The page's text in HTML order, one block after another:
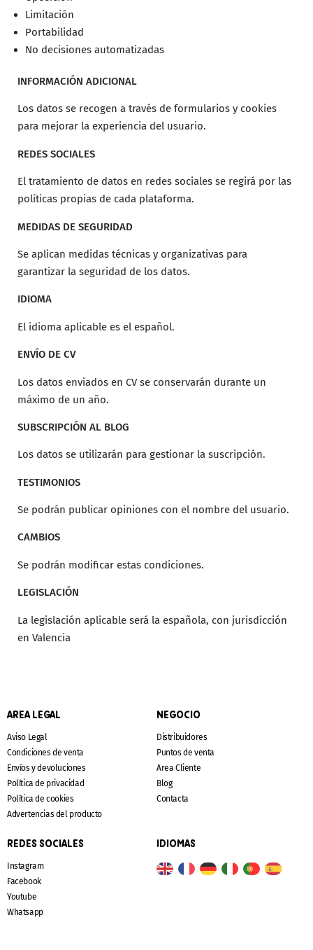
Limitación
Portabilidad
No decisiones automatizadas
INFORMACIÓN ADICIONAL
Los datos se recogen a través de formularios y cookies
para mejorar la experiencia del usuario.
REDES SOCIALES
El tratamiento de datos en redes sociales se regirá por las
políticas propias de cada plataforma.
MEDIDAS DE SEGURIDAD
Se aplican medidas técnicas y organizativas para
garantizar la seguridad de los datos.
IDIOMA
El idioma aplicable es el español.
ENVÍO DE CV
Los datos enviados en CV se conservarán durante un
máximo de un año.
SUBSCRIPCIÓN AL BLOG
Los datos se utilizarán para gestionar la suscripción.
TESTIMONIOS
Se podrán publicar opiniones con el nombre del usuario.
CAMBIOS
Se podrán modificar estas condiciones.
LEGISLACIÓN
La legislación aplicable será la española, con jurisdicción
en Valencia
AREA LEGAL
Aviso Legal
Condiciones de venta
Envíos y devoluciones
Política de privacidad
Política de cookies
Advertencias del producto
NEGOCIO
Distribuidores
Puntos de venta
Area Cliente
Blog
Contacta
REDES SOCIALES
Instagram
Facebook
Youtube
Whatsapp
IDIOMAS